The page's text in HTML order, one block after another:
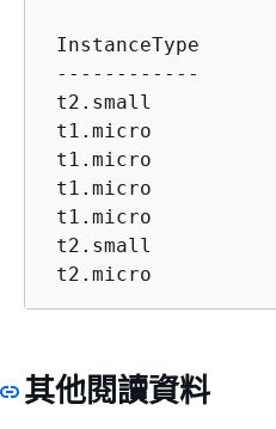
InstanceType
------------
t2.small
t1.micro
t1.micro
t1.micro
t1.micro
t2.small
t2.micro
其他閱讀資料